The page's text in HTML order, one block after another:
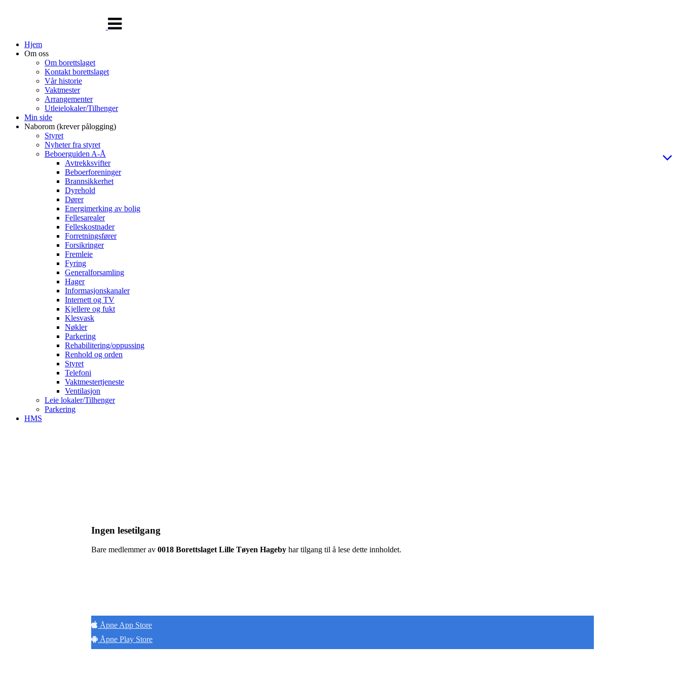
navigasjon
Hjem
Om oss
Om borettslaget
Kontakt borettslaget
Vår historie
Vaktmester
Arrangementer
Utleielokaler/Tilhenger
Min side
Naborom (krever pålogging)
Styret
Nyheter fra styret
Beboerguiden A-Å
Avtrekksvifter
Beboerforeninger
Brannsikkerhet
Dyrehold
Dører
Energimerking av bolig
Fellesarealer
Felleskostnader
Forretningsfører
Forsikringer
Fremleie
Fyring
Generalforsamling
Hager
Informasjonskanaler
Internett og TV
Kjellere og fukt
Klesvask
Nøkler
Parkering
Rehabilitering/oppussing
Renhold og orden
Styret
Telefoni
Vaktmestertjeneste
Ventilasjon
Leie lokaler/Tilhenger
Parkering
HMS
Ingen lesetilgang
Bare medlemmer av 0018 Borettslaget Lille Tøyen Hageby har tilgang til å lese dette innholdet.
Åpne App Store
Åpne Play Store